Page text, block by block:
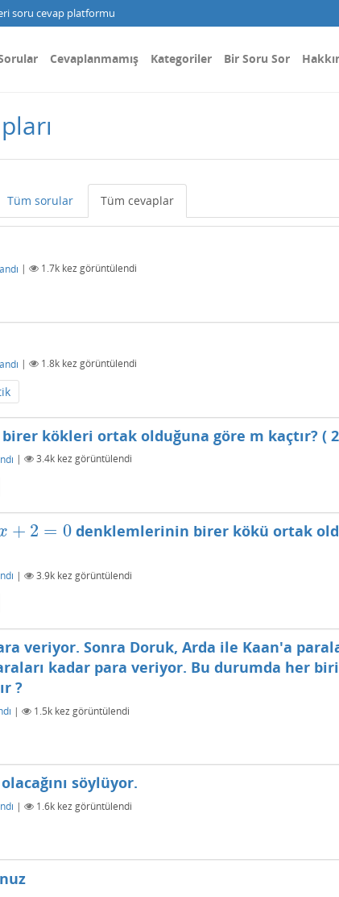
soru cevap platformu
Cevaplanmamış Kategoriler Bir Soru Sor
Tüm sorular Tüm cevaplar
| 1.7k kez görüntülendi
| 1.8k kez görüntülendi
kökleri ortak olduğuna göre m kaçtır? (
| 3.4k kez görüntülendi
+ 2 = 0denklemlerinin birer kökü ortak
| 3.9k kez görüntülendi
veriyor. Sonra Doruk, Arda ile Kaan'a
kadar para veriyor. Bu durumda her
?
| 1.5k kez görüntülendi
söylüyor.
| 1.6k kez görüntülendi